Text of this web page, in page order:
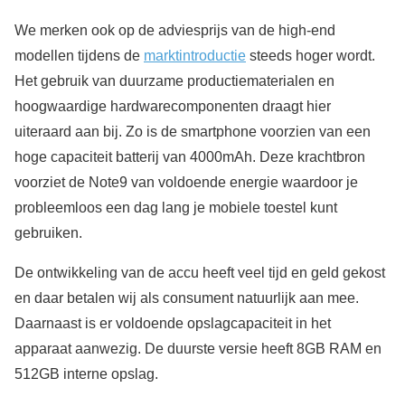
We merken ook op de adviesprijs van de high-end
modellen tijdens de marktintroductie steeds hoger wordt.
Het gebruik van duurzame productiematerialen en
hoogwaardige hardwarecomponenten draagt hier
uiteraard aan bij. Zo is de smartphone voorzien van een
hoge capaciteit batterij van 4000mAh. Deze krachtbron
voorziet de Note9 van voldoende energie waardoor je
probleemloos een dag lang je mobiele toestel kunt
gebruiken.
De ontwikkeling van de accu heeft veel tijd en geld gekost
en daar betalen wij als consument natuurlijk aan mee.
Daarnaast is er voldoende opslagcapaciteit in het
apparaat aanwezig. De duurste versie heeft 8GB RAM en
512GB interne opslag.